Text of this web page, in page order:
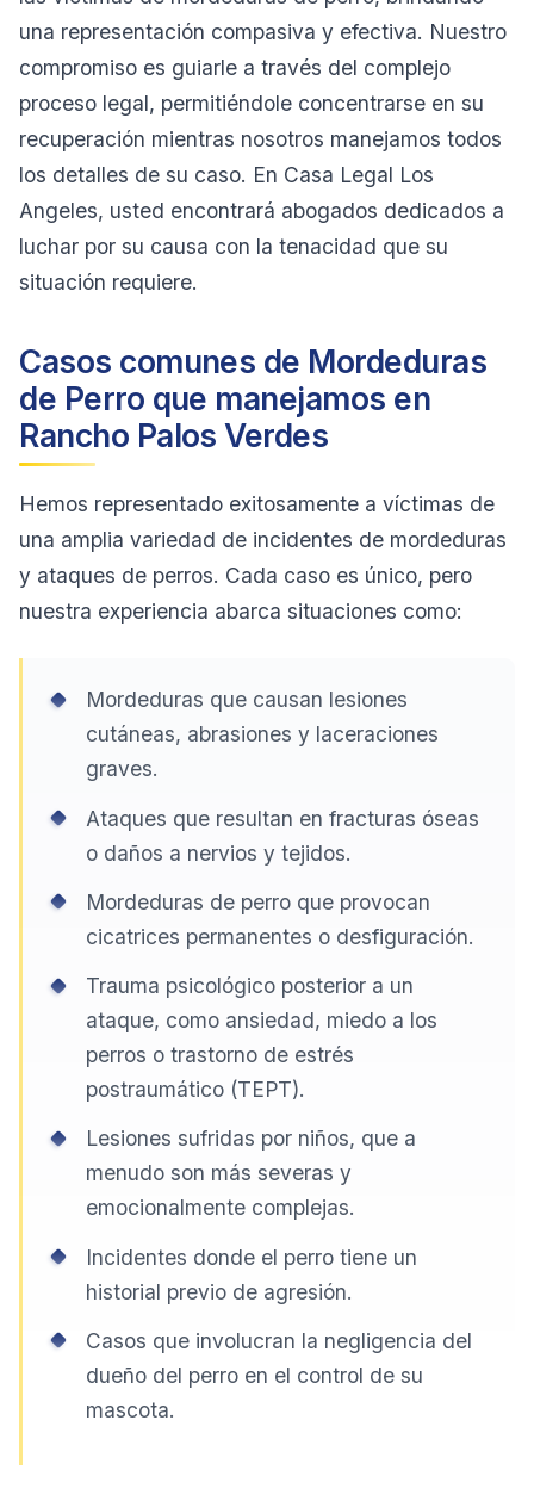
una representación compasiva y efectiva. Nuestro
compromiso es guiarle a través del complejo
proceso legal, permitiéndole concentrarse en su
recuperación mientras nosotros manejamos todos
los detalles de su caso. En Casa Legal Los
Angeles, usted encontrará abogados dedicados a
luchar por su causa con la tenacidad que su
situación requiere.
Casos comunes de Mordeduras
de Perro que manejamos en
Rancho Palos Verdes
Hemos representado exitosamente a víctimas de
una amplia variedad de incidentes de mordeduras
y ataques de perros. Cada caso es único, pero
nuestra experiencia abarca situaciones como:
Mordeduras que causan lesiones
cutáneas, abrasiones y laceraciones
graves.
Ataques que resultan en fracturas óseas
o daños a nervios y tejidos.
Mordeduras de perro que provocan
cicatrices permanentes o desfiguración.
Trauma psicológico posterior a un
ataque, como ansiedad, miedo a los
perros o trastorno de estrés
postraumático (TEPT).
Lesiones sufridas por niños, que a
menudo son más severas y
emocionalmente complejas.
Incidentes donde el perro tiene un
historial previo de agresión.
Casos que involucran la negligencia del
dueño del perro en el control de su
mascota.